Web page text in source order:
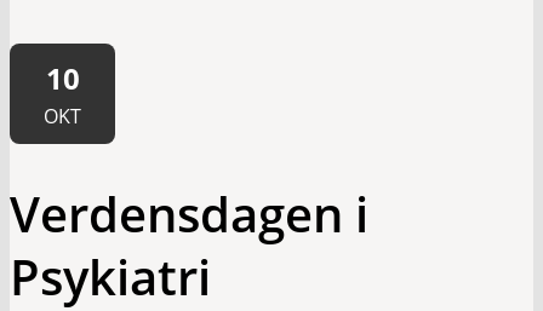
10
OKT
Verdensdagen i
Psykiatri